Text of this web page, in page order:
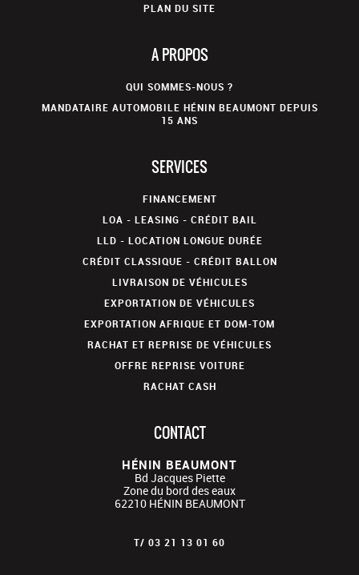
PLAN DU SITE
A PROPOS
QUI SOMMES-NOUS ?
MANDATAIRE AUTOMOBILE HÉNIN BEAUMONT DEPUIS
15 ANS
SERVICES
FINANCEMENT
LOA - LEASING - CRÉDIT BAIL
LLD - LOCATION LONGUE DURÉE
CRÉDIT CLASSIQUE - CRÉDIT BALLON
LIVRAISON DE VÉHICULES
EXPORTATION DE VÉHICULES
EXPORTATION AFRIQUE ET DOM-TOM
RACHAT ET REPRISE DE VÉHICULES
OFFRE REPRISE VOITURE
RACHAT CASH
CONTACT
HÉNIN BEAUMONT
Bd Jacques Piette
Zone du bord des eaux
62210 HÉNIN BEAUMONT
T/ 03 21 13 01 60